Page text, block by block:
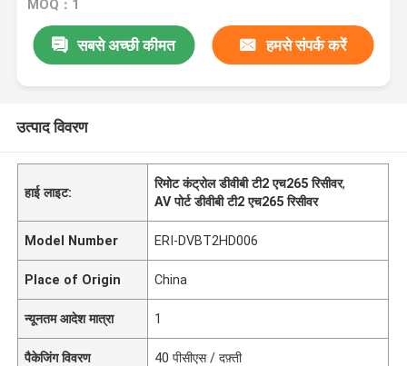
MOQ：1
सबसे अच्छी कीमत हमसे संपर्क करें
उत्पाद विवरण
हाई लाइट:
रिमोट कंट्रोल डीवीबी टी2 एच265 रिसीवर,
AV पोर्ट डीवीबी टी2 एच265 रिसीवर
Model Number ERI-DVBT2HD006
Place of Origin China
न्यूनतम आदेश मात्रा 1
पैकेजिंग विवरण 40 पीसीएस / दफ़्ती